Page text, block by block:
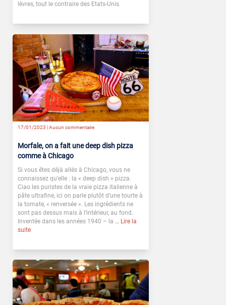
lèvres, tout le contraire des Etats-Unis.
17/01/2023 |Aucun commentaire
Morfale, on a fait une deep dish pizza
comme à Chicago
Si vous êtes déjà allés à Chicago, vous ne
connaissez qu’elle : la « deep dish » pizza.
Ciao les puristes de la vraie pizza italienne à
pâte ultrafine, ici on parle plutôt d’une tourte à
la tomate, « renversée ». Les ingrédients ne
sont pas dessus mais à l’intérieur, au fond.
Inventée dans les années 1940 – la … Lire la
suite